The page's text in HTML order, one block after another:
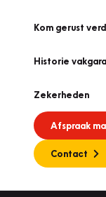
Kom gerust
Historie
Zekerheden
Afspraak
Contact